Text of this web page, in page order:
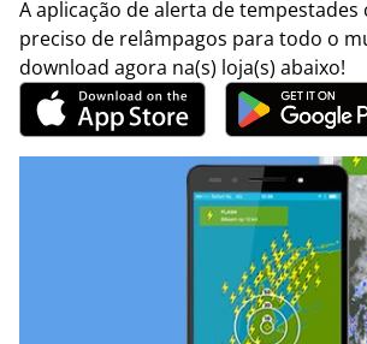
A aplicação de alerta de
preciso de relâmpagos para todo o
download agora na(s) loja(s) abaixo!